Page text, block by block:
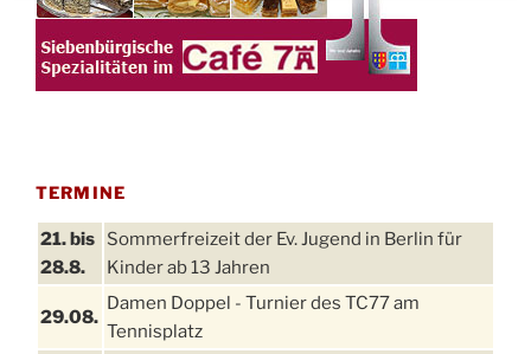
TERMINE
21. bis
28.8.
Sommerfreizeit der Ev. Jugend in Berlin für
Kinder ab 13 Jahren
29.08.
Damen Doppel - Turnier des TC77 am
Tennisplatz